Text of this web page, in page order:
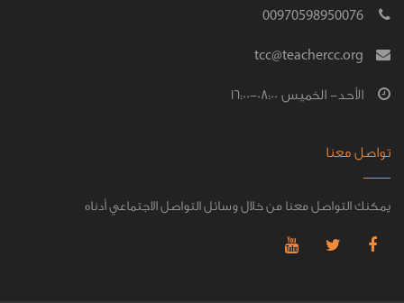
00970598950076
tcc@teachercc.org
الأحد- الخميس 08:00-16:00
تواصل معنا
يمكنك التواصل معنا من خلال وسائل التواصل الاجتماعي أدناه